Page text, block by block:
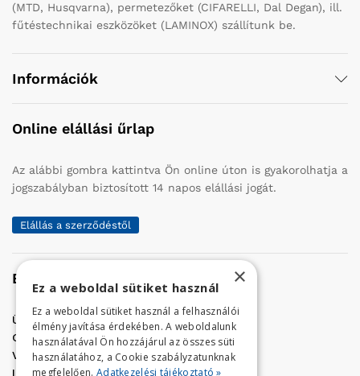
(MTD, Husqvarna), permetezőket (CIFARELLI, Dal Degan), ill.
fűtéstechnikai eszközöket (LAMINOX) szállítunk be.
Információk
Online elállási űrlap
Az alábbi gombra kattintva Ön online úton is gyakorolhatja a
jogszabályban biztosított 14 napos elállási jogát.
Elállás a szerződéstől
Elérhetőség
Üzletünk címe:
Szolnok, Vércse út 17.
Golf Center Áruház:06 (56) 423-324
VÁR-Kert Áruház: 06 (56) 429-771
Iroda:06 (56) 421-857
×
Ez a weboldal sütiket használ
Ez a weboldal sütiket használ a felhasználói
élmény javítása érdekében. A weboldalunk
használatával Ön hozzájárul az összes süti
használatához, a Cookie szabályzatunknak
megfelelően. Adatkezelési tájékoztató »